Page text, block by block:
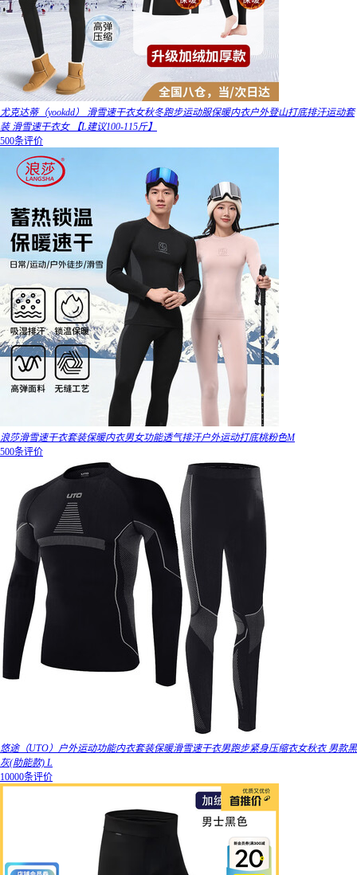
尤克达蒂（yookdd） 滑雪速干衣女秋冬跑步运动服保暖内衣户外登山打底排汗运动套
装 滑雪速干衣女 【L建议100-115斤】
500条评价
浪莎滑雪速干衣套装保暖内衣男女功能透气排汗户外运动打底桃粉色M
500条评价
悠途（UTO）户外运动功能内衣套装保暖滑雪速干衣男跑步紧身压缩衣女秋衣 男款黑
灰(助能款) L
10000条评价